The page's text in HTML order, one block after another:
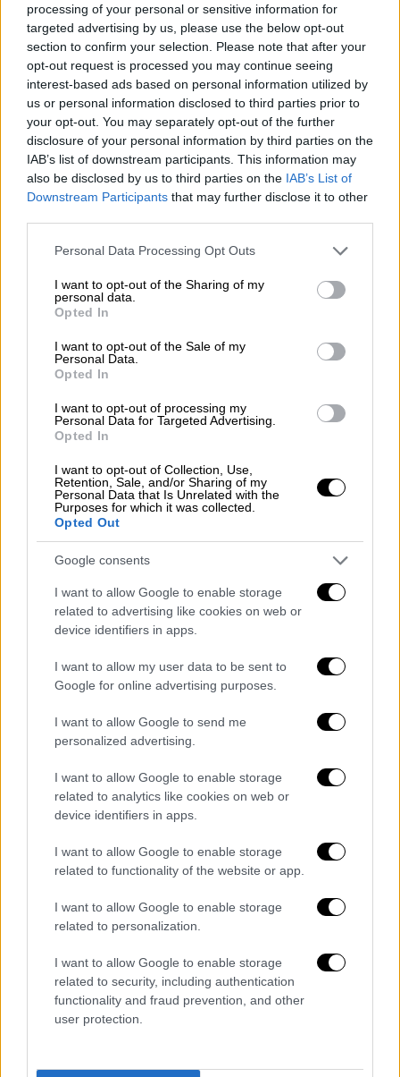
processing of your personal or sensitive information for
targeted advertising by us, please use the below opt-out
section to confirm your selection. Please note that after your
opt-out request is processed you may continue seeing
interest-based ads based on personal information utilized by
us or personal information disclosed to third parties prior to
your opt-out. You may separately opt-out of the further
disclosure of your personal information by third parties on the
IAB’s list of downstream participants. This information may
also be disclosed by us to third parties on the IAB’s List of
Downstream Participants that may further disclose it to other
Please note that this website/app uses one or more Google
not limited to your visit or usage behaviour. You may click to
grant or deny consent to Google and its third-party tags to
use your data for below specified purposes in below Google
consent section.
Personal Data Processing Opt Outs
I want to opt-out of the Sharing of my
personal data.
Opted In
I want to opt-out of the Sale of my
Personal Data.
Opted In
I want to opt-out of processing my
Personal Data for Targeted Advertising.
Opted In
I want to opt-out of Collection, Use,
Retention, Sale, and/or Sharing of my
Personal Data that Is Unrelated with the
Purposes for which it was collected.
Opted Out
Google consents
I want to allow Google to enable storage
related to advertising like cookies on web or
device identifiers in apps.
I want to allow my user data to be sent to
Google for online advertising purposes.
I want to allow Google to send me
personalized advertising.
I want to allow Google to enable storage
related to analytics like cookies on web or
device identifiers in apps.
I want to allow Google to enable storage
related to functionality of the website or app.
I want to allow Google to enable storage
related to personalization.
I want to allow Google to enable storage
related to security, including authentication
functionality and fraud prevention, and other
user protection.
«Η πατρότητα είναι τοΌσκαρ της ζωής μου,
είναι ένας ρόλος που πάντα ονειρευόμουν.
Υποφέρω λίγο που είμαι μακριά από τον γιο
μου», παραδέχτηκε ο Χρήστος
Βασιλόπουλος.
«Ο χωρισμός είναι ένας μικρός
θάνατος»
«Προτεραιότητα έμενα και της πρώην
είναι ένας μικρός θάνατος. Είμαι ανοιχτός
σε έναν νέο έρωτα, δεν τον κυνηγάω όμως.
Έχω εφαρμογή γνωριμιών. Το σεξ παίζει τον
βασικότερο ρόλο σε μία σχέση, δεν έχει
ηλικία. Συντροφικότητα σημαίνει ότι σε μία
δύσκολη στιγμή ό,τι έχεις ανάγκη θα στο
Στη συνέχεια ο Χρήστος Βασιλόπουλος
εξοικειωμένος με το σώμα μου. Οι γονείς
μου μεγάλωσαν με ελευθέρια. ήταν
γυμνιστές. Έχω κάνει με τους γονείς μου,
γυμνοί μπάνιο στην παραλία. 17 ετών έπαιξα
γυμνός στο θέατρο».
Ο γνωστός ηθοποιός πρωταγωνιστεί στην
παράσταση «Κουαρτέτο» στο θέατρο «Από
Τα σχολιά σας δημοσιεύονται άμεσα με δική σας ευθύνη. Το
ΕΘΝΟΣ θα παρεμβαίνει και τα προσβλητικά σχόλια θα
διαγράφονται